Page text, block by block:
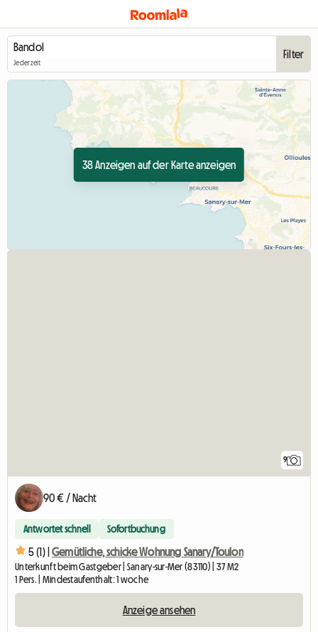
Jederzeit
Filter
38 Anzeigen auf der Karte anzeigen
9
90 € / Nacht
Antwortet schnell Sofortbuchung
5 (1) | Gemütliche, schicke Wohnung Sanary/Toulon
Unterkunft beim Gastgeber | Sanary-sur-Mer (83110) | 37 M2
1 Pers. | Mindestaufenthalt: 1 woche
Anzeige ansehen